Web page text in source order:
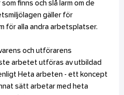
finns och slå larm om de
gäller för
för alla andra arbetsplatser.
och utförarens
arbetet utföras av utbildad
Heta arbeten - ett koncept
sätt arbetar med heta